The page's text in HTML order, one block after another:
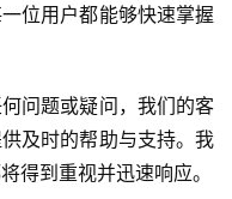
位用户都能够快速掌握
问题或疑问，我们的客
及时的帮助与支持。我
得到重视并迅速响应。